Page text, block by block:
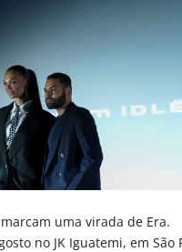
uma virada de Era.
no JK Iguatemi, em São